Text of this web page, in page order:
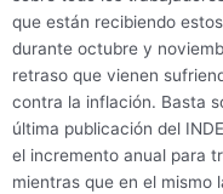
que están recibiendo
durante octubre y
retraso que vienen
contra la inflación. Basta
última publicación del
el incremento anual para
mientras que en el mismo